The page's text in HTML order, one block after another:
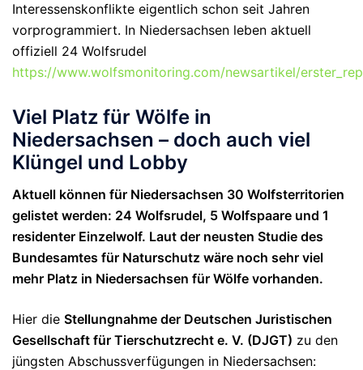
Interessenskonflikte eigentlich schon seit Jahren
vorprogrammiert. In Niedersachsen leben aktuell
offiziell 24 Wolfsrudel
https://www.wolfsmonitoring.com/newsartikel/
Viel Platz für Wölfe in
Niedersachsen – doch auch viel
Klüngel und Lobby
Aktuell können für Niedersachsen 30 Wolfsterritorien
gelistet werden: 24 Wolfsrudel, 5 Wolfspaare und 1
residenter Einzelwolf. Laut der neusten Studie des
Bundesamtes für Naturschutz wäre noch sehr viel
mehr Platz in Niedersachsen für Wölfe vorhanden.
Hier die Stellungnahme der Deutschen Juristischen
Gesellschaft für Tierschutzrecht e. V. (DJGT) zu den
jüngsten Abschussverfügungen in Niedersachsen: